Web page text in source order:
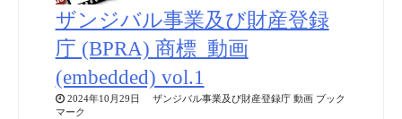
ザンジバル事業及び財産登録
庁 (BPRA) 商標_動画
(embedded) vol.1
2024年10月29日 ザンジバル事業及び財産登録庁 動画 ブック
マーク